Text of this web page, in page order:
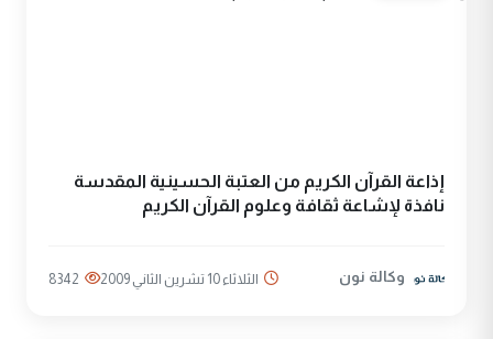
إذاعة القرآن الكريم من العتبة الحسينية المقدسة
نافذة لإشاعة ثقافة وعلوم القرآن الكريم
وكالة نون الثلاثاء 10 تشرين الثاني 2009 8342